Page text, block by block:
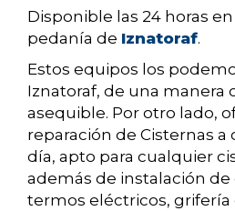
Disponible las 24 horas
pedanía de Iznatoraf.
Estos equipos los
Iznatoraf, de una manera
asequible. Por otro lado,
reparación de Cisternas a
día, apto para cualquier
además de instalación
termos eléctricos, grifería